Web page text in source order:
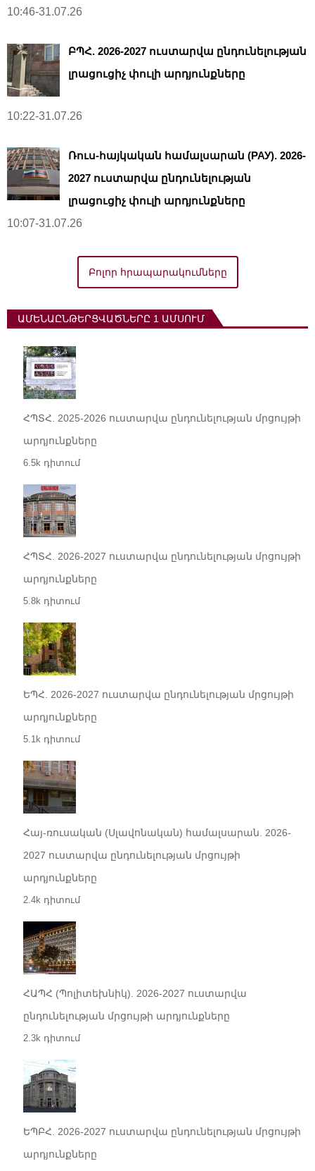
10:46-31.07.26
ԲՊՀ. 2026-2027 ուստարվա ընդունելության
լրացուցիչ փուլի արդյունքները
10:22-31.07.26
Ռուս-հայկական համալսարան (РАУ). 2026-
2027 ուստարվա ընդունելության
լրացուցիչ փուլի արդյունքները
10:07-31.07.26
Բոլոր հրապարակումները
ԱՄԵՆԱԸՆԹԵՐՑՎԱԾՆԵՐԸ 1 ԱՄՍՈՒՄ
ՀՊՏՀ. 2025-2026 ուստարվա ընդունելության մրցույթի
արդյունքները
6.5k դիտում
ՀՊՏՀ. 2026-2027 ուստարվա ընդունելության մրցույթի
արդյունքները
5.8k դիտում
ԵՊՀ. 2026-2027 ուստարվա ընդունելության մրցույթի
արդյունքները
5.1k դիտում
Հայ-ռուսական (Սլավոնական) համալսարան. 2026-
2027 ուստարվա ընդունելության մրցույթի
արդյունքները
2.4k դիտում
ՀԱՊՀ (Պոլիտեխնիկ). 2026-2027 ուստարվա
ընդունելության մրցույթի արդյունքները
2.3k դիտում
ԵՊԲՀ. 2026-2027 ուստարվա ընդունելության մրցույթի
արդյունքները